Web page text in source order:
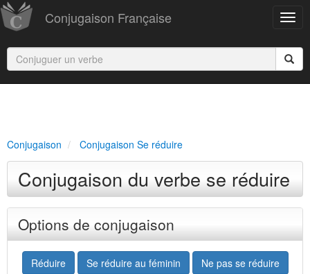
Conjugaison Française
Conjugaison Conjugaison Se réduire
Conjugaison du verbe se réduire
Options de conjugaison
Réduire Se réduire au féminin
Ne pas se réduire